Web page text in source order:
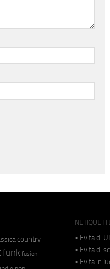
country
funk fusion
• Evita di
• Evita di
• Evita in